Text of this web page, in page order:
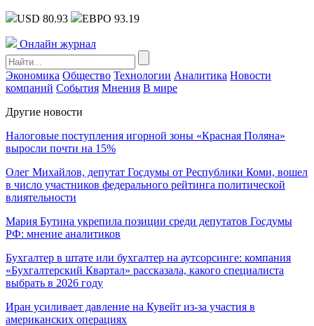
USD 80.93 ЕВРО 93.19
Онлайн журнал
Экономика Общество Технологии Аналитика Новости
компаний События Мнения В мире
Другие новости
Налоговые поступления игорной зоны «Красная Поляна»
выросли почти на 15%
Олег Михайлов, депутат Госдумы от Республики Коми, вошел
в число участников федерального рейтинга политической
влиятельности
Мария Бутина укрепила позиции среди депутатов Госдумы
РФ: мнение аналитиков
Бухгалтер в штате или бухгалтер на аутсорсинге: компания
«Бухгалтерский Квартал» рассказала, какого специалиста
выбрать в 2026 году
Иран усиливает давление на Кувейт из-за участия в
американских операциях